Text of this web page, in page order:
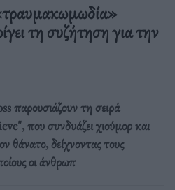
τη συζήτηση για την
τη σειρά
που συνδυάζει χιούμορ και
θάνατο, δείχνοντας τους
οι άνθρωπ